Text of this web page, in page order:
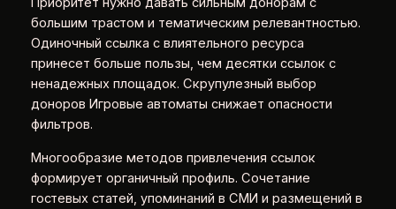
большим трастом и тематическим релевантностью.
Одиночный ссылка с влиятельного ресурса
принесет больше пользы, чем десятки ссылок с
ненадежных площадок. Скрупулезный выбор
доноров Игровые автоматы снижает опасности
фильтров.
Многообразие методов привлечения ссылок
формирует органичный профиль. Сочетание
гостевых статей, упоминаний в СМИ и размещений в